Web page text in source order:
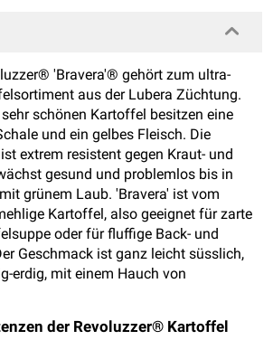
'Bravera'® gehört zum ultra-
aus der Lubera Züchtung.
schönen Kartoffel besitzen eine
und ein gelbes Fleisch. Die
extrem resistent gegen Kraut- und
gesund und problemlos bis in
grünem Laub. 'Bravera' ist vom
Kartoffel, also geeignet für zarte
oder für fluffige Back- und
Geschmack ist ganz leicht süsslich,
erdig, mit einem Hauch von
der Revoluzzer® Kartoffel